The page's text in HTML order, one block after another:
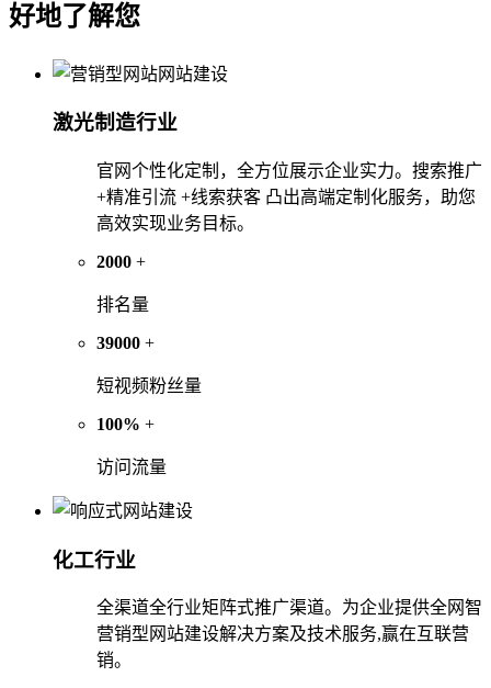
好地了解您
激光制造行业
官网个性化定制，全方位展示企业实力。搜索推广
+精准引流 +线索获客 凸出高端定制化服务，助您
高效实现业务目标。
2000 +
排名量
39000 +
短视频粉丝量
100% +
访问流量
化工行业
全渠道全行业矩阵式推广渠道。为企业提供全网智
营销型网站建设解决方案及技术服务,赢在互联营
销。